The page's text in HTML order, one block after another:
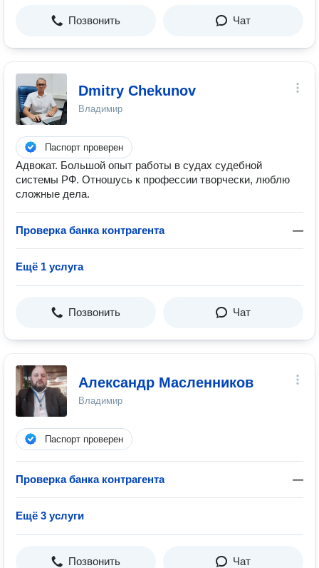
Позвонить Чат
Dmitry Chekunov
Владимир
Паспорт проверен
Адвокат. Большой опыт работы в судах судебной
системы РФ. Отношусь к профессии творчески, люблю
сложные дела.
Проверка банка контрагента —
Ещё 1 услуга
Позвонить Чат
Александр Масленников
Владимир
Паспорт проверен
Проверка банка контрагента —
Ещё 3 услуги
Позвонить Чат